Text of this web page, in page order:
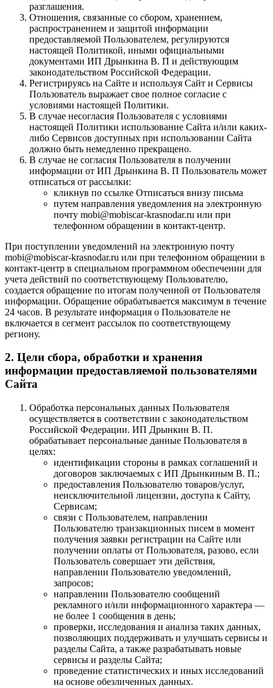
разглашения.
Отношения, связанные со сбором, хранением,
распространением и защитой информации
предоставляемой Пользователем, регулируются
настоящей Политикой, иными официальными
документами ИП Дрынкина В. П и действующим
законодательством Российской Федерации.
Регистрируясь на Сайте и используя Сайт и Сервисы
Пользователь выражает свое полное согласие с
условиями настоящей Политики.
В случае несогласия Пользователя с условиями
настоящей Политики использование Сайта и/или каких-
либо Сервисов доступных при использовании Сайта
должно быть немедленно прекращено.
В случае не согласия Пользователя в получении
информации от ИП Дрынкина В. П Пользователь может
отписаться от рассылки:
кликнув по ссылке Отписаться внизу письма
путем направления уведомления на электронную
почту mobi@mobiscar-krasnodar.ru или при
телефонном обращении в контакт-центр.
При поступлении уведомлений на электронную почту
mobi@mobiscar-krasnodar.ru или при телефонном обращении в
контакт-центр в специальном программном обеспечении для
учета действий по соответствующему Пользователю,
создается обращение по итогам полученной от Пользователя
информации. Обращение обрабатывается максимум в течение
24 часов. В результате информация о Пользователе не
включается в сегмент рассылок по соответствующему
региону.
2. Цели сбора, обработки и хранения
информации предоставляемой пользователями
Сайта
Обработка персональных данных Пользователя
осуществляется в соответствии с законодательством
Российской Федерации. ИП Дрынкин В. П.
обрабатывает персональные данные Пользователя в
целях:
идентификации стороны в рамках соглашений и
договоров заключаемых с ИП Дрынкиным В. П.;
предоставления Пользователю товаров/услуг,
неисключительной лицензии, доступа к Сайту,
Сервисам;
связи с Пользователем, направлении
Пользователю транзакционных писем в момент
получения заявки регистрации на Сайте или
получении оплаты от Пользователя, разово, если
Пользователь совершает эти действия,
направлении Пользователю уведомлений,
запросов;
направлении Пользователю сообщений
рекламного и/или информационного характера —
не более 1 сообщения в день;
проверки, исследования и анализа таких данных,
позволяющих поддерживать и улучшать сервисы и
разделы Сайта, а также разрабатывать новые
сервисы и разделы Сайта;
проведение статистических и иных исследований
на основе обезличенных данных.